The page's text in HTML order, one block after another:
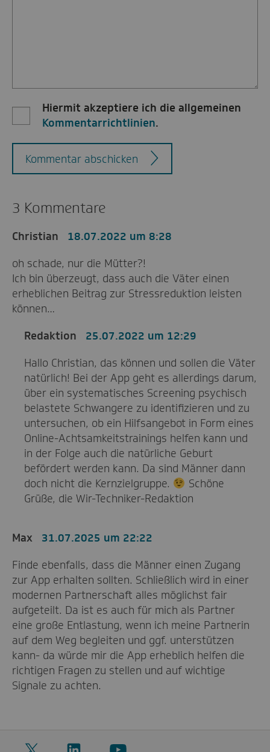
Hiermit akzeptiere ich die allgemeinen
Kommentarrichtlinien.
Kommentar abschicken
3 Kommentare
Christian
18.07.2022 um 8:28
oh schade, nur die Mütter?!
Ich bin überzeugt, dass auch die Väter einen
erheblichen Beitrag zur Stressreduktion leisten
können…
Redaktion
25.07.2022 um 12:29
Hallo Christian, das können und sollen die Väter
natürlich! Bei der App geht es allerdings darum,
über ein systematisches Screening psychisch
belastete Schwangere zu identifizieren und zu
untersuchen, ob ein Hilfsangebot in Form eines
Online-Achtsamkeitstrainings helfen kann und
in der Folge auch die natürliche Geburt
befördert werden kann. Da sind Männer dann
doch nicht die Kernzielgruppe.
Schöne
Grüße, die Wir-Techniker-Redaktion
Max
31.07.2025 um 22:22
Finde ebenfalls, dass die Männer einen Zugang
zur App erhalten sollten. Schließlich wird in einer
modernen Partnerschaft alles möglichst fair
aufgeteilt. Da ist es auch für mich als Partner
eine große Entlastung, wenn ich meine Partnerin
auf dem Weg begleiten und ggf. unterstützen
kann- da würde mir die App erheblich helfen die
richtigen Fragen zu stellen und auf wichtige
Signale zu achten.
Twitter
LinkedIn